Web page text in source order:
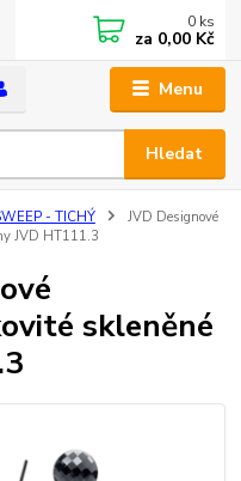
Menu
Hledat
0 ks
za 0,00 Kč
- TICHÝ
JVD Designové
JVD HT111.3
skleněné